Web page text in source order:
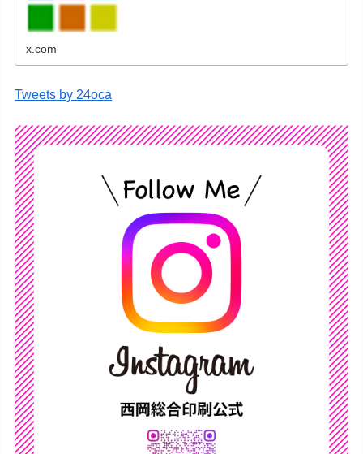
x.com
Tweets by 24oca